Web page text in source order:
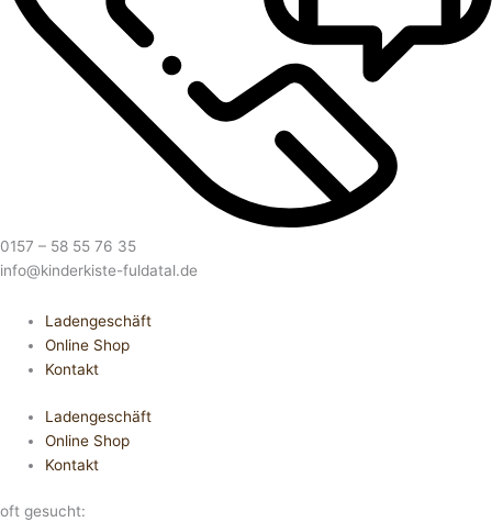
0157 – 58 55 76 35
info@kinderkiste-fuldatal.de
Ladengeschäft
Online Shop
Kontakt
Ladengeschäft
Online Shop
Kontakt
oft gesucht: